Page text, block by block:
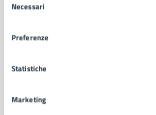
delNecessari
Preferenze
Statistiche
Marketing
Personale amministrativo
Intranet, posta aziendale e protocollo
CATEGORIE DI SERVIZIO
Anagrafe e stato civile
Autorizzazioni